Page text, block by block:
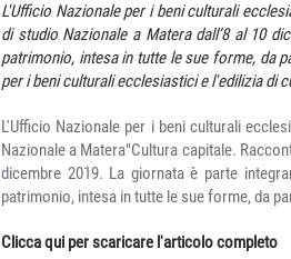
L'Ufficio Nazionale per i beni culturali
di studio Nazionale a Matera dall’8 al 10
patrimonio, intesa in tutte le sue forme, da
per i beni culturali ecclesiastici e l'edilizia di
L'Ufficio Nazionale per i beni culturali
Nazionale a Matera"Cultura capitale.
dicembre 2019. La giornata è parte
patrimonio, intesa in tutte le sue forme, da
Clicca qui per scaricare l'articolo completo